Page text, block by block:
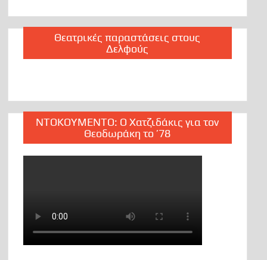
Θεατρικές παραστάσεις στους
Δελφούς
ΝΤΟΚΟΥΜΕΝΤΟ: Ο Χατζιδάκις για τον
Θεοδωράκη το ’78